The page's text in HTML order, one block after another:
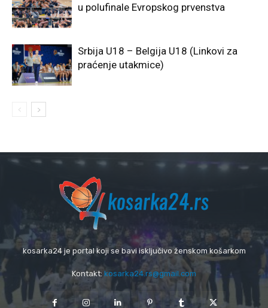
u polufinale Evropskog prvenstva
Srbija U18 – Belgija U18 (Linkovi za
praćenje utakmice)
kosarka24 je portal koji se bavi isključivo ženskom košarkom
Kontakt: kosarka24.rs@gmail.com